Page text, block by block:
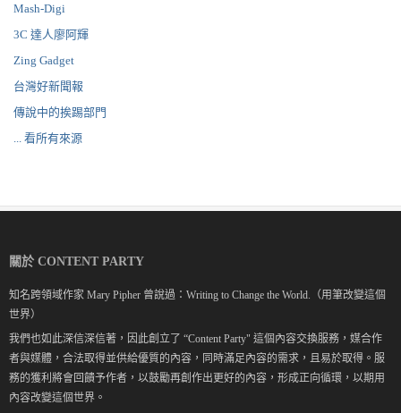
Mash-Digi
3C 達人廖阿輝
Zing Gadget
台灣好新聞報
傳說中的挨踢部門
... 看所有來源
關於 CONTENT PARTY
知名跨領域作家 Mary Pipher 曾說過：Writing to Change the World.（用筆改變這個
世界）
我們也如此深信深信著，因此創立了 “Content Party" 這個內容交換服務，媒合作
者與媒體，合法取得並供給優質的內容，同時滿足內容的需求，且易於取得。服
務的獲利將會回饋予作者，以鼓勵再創作出更好的內容，形成正向循環，以期用
內容改變這個世界。